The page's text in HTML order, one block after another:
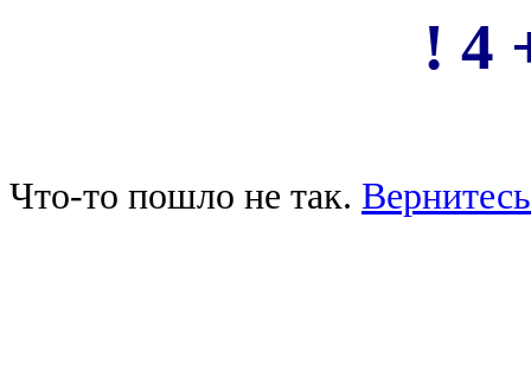
! 4
Что-то пошло не так.